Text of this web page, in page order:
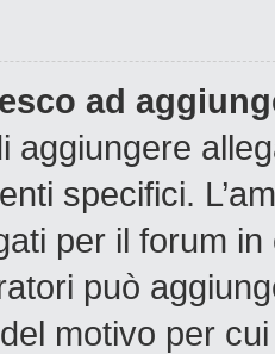
ad
aggiungere
specifici.
per il forum
può
motivo per